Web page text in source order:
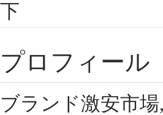
下
プロフィール
ブランド激安市